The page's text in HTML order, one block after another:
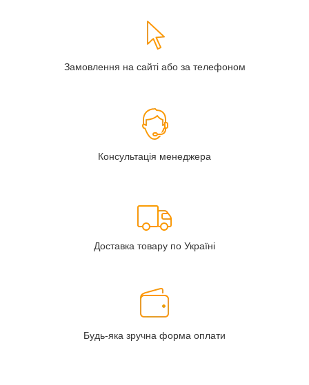
Замовлення на сайті або за телефоном
Консультація менеджера
Доставка товару по Україні
Будь-яка зручна форма оплати